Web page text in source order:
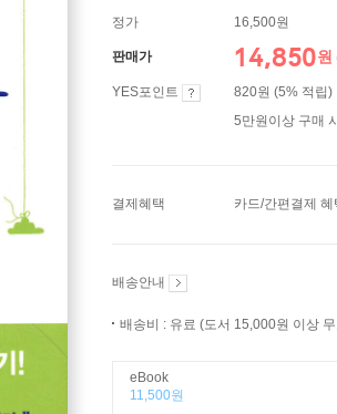
정가 16,500원
판매가 14,850원
YES포인트
820원 (5% 적립)
5만원이상 구매
결제혜택 카드/간편결제
배송안내
배송비 : 유료 (도서 15,000원 이상
eBook
11,500원